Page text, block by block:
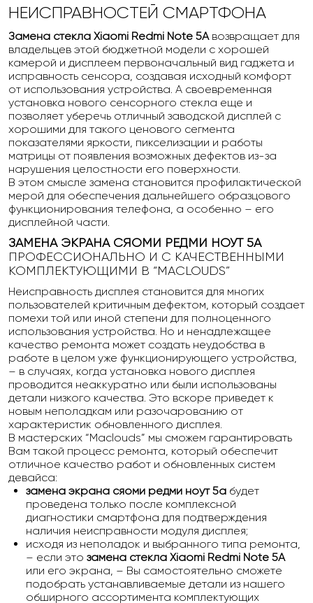
НЕИСПРАВНОСТЕЙ СМАРТФОНА
Замена стекла Xiaomi Redmi Note 5A возвращает для
владельцев этой бюджетной модели с хорошей
камерой и дисплеем первоначальный вид гаджета и
исправность сенсора, создавая исходный комфорт
от использования устройства. А своевременная
установка нового сенсорного стекла еще и
позволяет уберечь отличный заводской дисплей с
хорошими для такого ценового сегмента
показателями яркости, пикселизации и работы
матрицы от появления возможных дефектов из-за
нарушения целостности его поверхности.
В этом смысле замена становится профилактической
мерой для обеспечения дальнейшего образцового
функционирования телефона, а особенно – его
дисплейной части.
ЗАМЕНА ЭКРАНА СЯОМИ РЕДМИ НОУТ 5А
ПРОФЕССИОНАЛЬНО И С КАЧЕСТВЕННЫМИ
КОМПЛЕКТУЮЩИМИ В “MACLOUDS”
Неисправность дисплея становится для многих
пользователей критичным дефектом, который создает
помехи той или иной степени для полноценного
использования устройства. Но и ненадлежащее
качество ремонта может создать неудобства в
работе в целом уже функционирующего устройства,
– в случаях, когда установка нового дисплея
проводится неаккуратно или были использованы
детали низкого качества. Это вскоре приведет к
новым неполадкам или разочарованию от
характеристик обновленного дисплея.
В мастерских “Maclouds” мы сможем гарантировать
Вам такой процесс ремонта, который обеспечит
отличное качество работ и обновленных систем
девайса:
замена экрана сяоми редми ноут 5а будет
проведена только после комплексной
диагностики смартфона для подтверждения
наличия неисправности модуля дисплея;
исходя из неполадок и выбранного типа ремонта,
– если это замена стекла Xiaomi Redmi Note 5A
или его экрана, – Вы самостоятельно сможете
подобрать устанавливаемые детали из нашего
обширного ассортимента комплектующих